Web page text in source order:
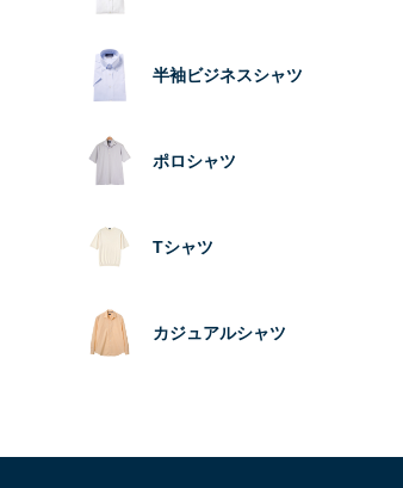
半袖ビジネスシャツ
ポロシャツ
Tシャツ
カジュアルシャツ